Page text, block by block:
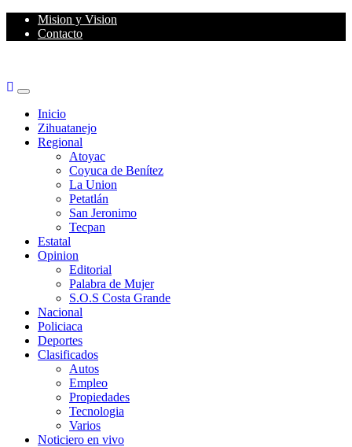
Skip
Mision y Vision
Contacto
Primary
MenuInicio
Zihuatanejo
Regional
Atoyac
Coyuca de Benítez
La Union
Petatlán
San Jeronimo
Tecpan
Estatal
Opinion
Editorial
Palabra de Mujer
S.O.S Costa Grande
Nacional
Policiaca
Deportes
Clasificados
Autos
Empleo
Propiedades
Tecnologia
Varios
Noticiero en vivo